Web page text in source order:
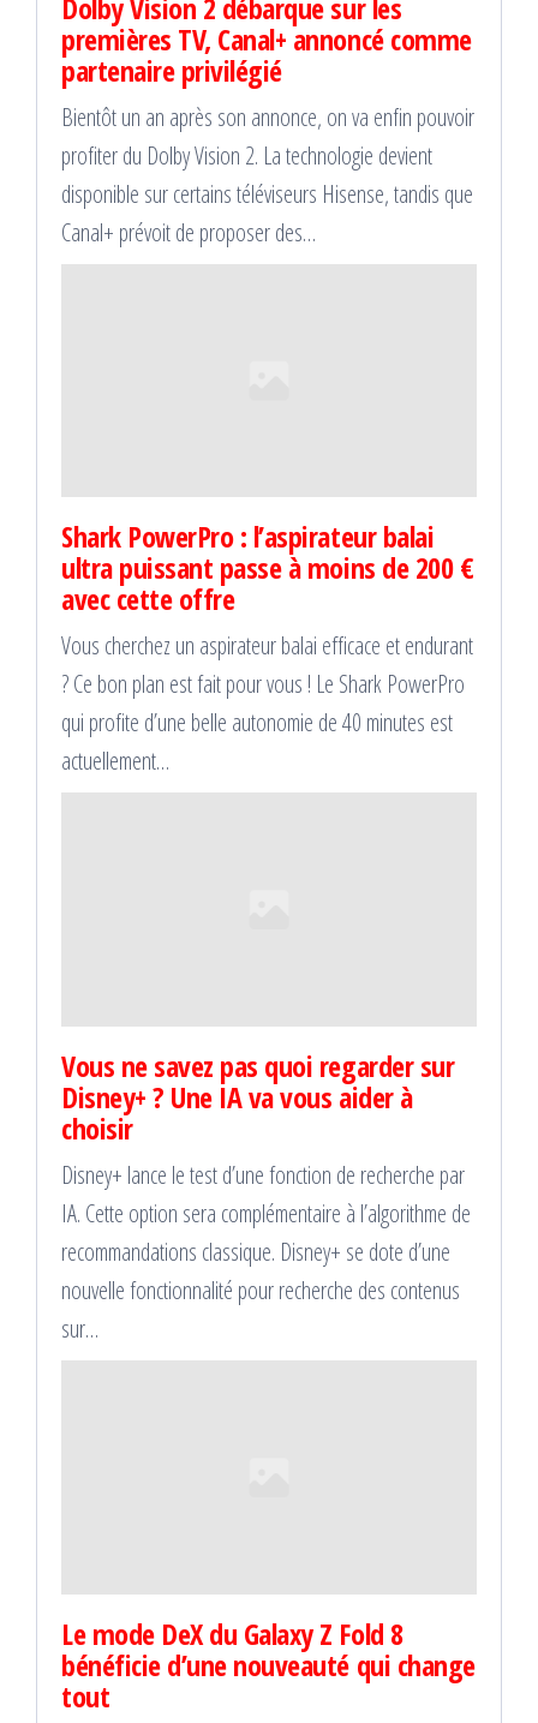
premières TV, Canal+ annoncé comme
partenaire privilégié
Bientôt un an après son annonce, on va enfin pouvoir
profiter du Dolby Vision 2. La technologie devient
disponible sur certains téléviseurs Hisense, tandis que
Canal+ prévoit de proposer des…
Shark PowerPro : l’aspirateur balai
ultra puissant passe à moins de 200 €
avec cette offre
Vous cherchez un aspirateur balai efficace et endurant
? Ce bon plan est fait pour vous ! Le Shark PowerPro
qui profite d’une belle autonomie de 40 minutes est
actuellement…
Vous ne savez pas quoi regarder sur
Disney+ ? Une IA va vous aider à
choisir
Disney+ lance le test d’une fonction de recherche par
IA. Cette option sera complémentaire à l’algorithme de
recommandations classique. Disney+ se dote d’une
nouvelle fonctionnalité pour recherche des contenus
sur…
Le mode DeX du Galaxy Z Fold 8
bénéficie d’une nouveauté qui change
tout